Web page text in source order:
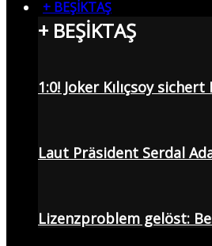
+ BEŞİKTAŞ
+ BEŞİKTAŞ
1:0! Joker Kılıçsoy
Laut Präsident Serdal
Lizenzproblem gelöst: